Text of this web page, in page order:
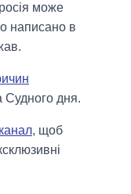
може
написано в
Судного дня.
, щоб